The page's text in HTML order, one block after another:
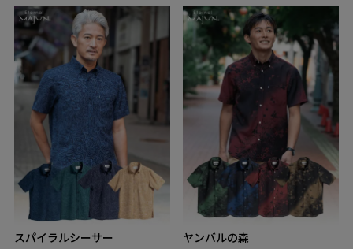
スパイラルシーサー ヤンバルの森